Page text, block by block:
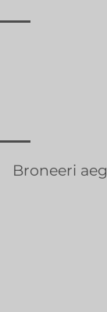
Broneeri aeg